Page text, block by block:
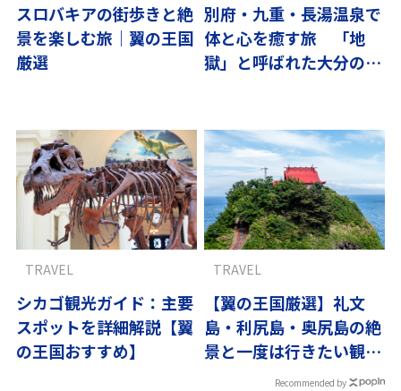
スロバキアの街歩きと絶
景を楽しむ旅｜翼の王国
厳選
別府・九重・長湯温泉で
体と心を癒す旅 「地
獄」と呼ばれた大分の秘
シカゴ観光ガイド：主要
スポットを詳細解説【翼
の王国おすすめ】
TRAVEL
【翼の王国厳選】礼文
島・利尻島・奥尻島の絶
景と一度は行きたい観光
スポット10選
TRAVEL
Recommended by